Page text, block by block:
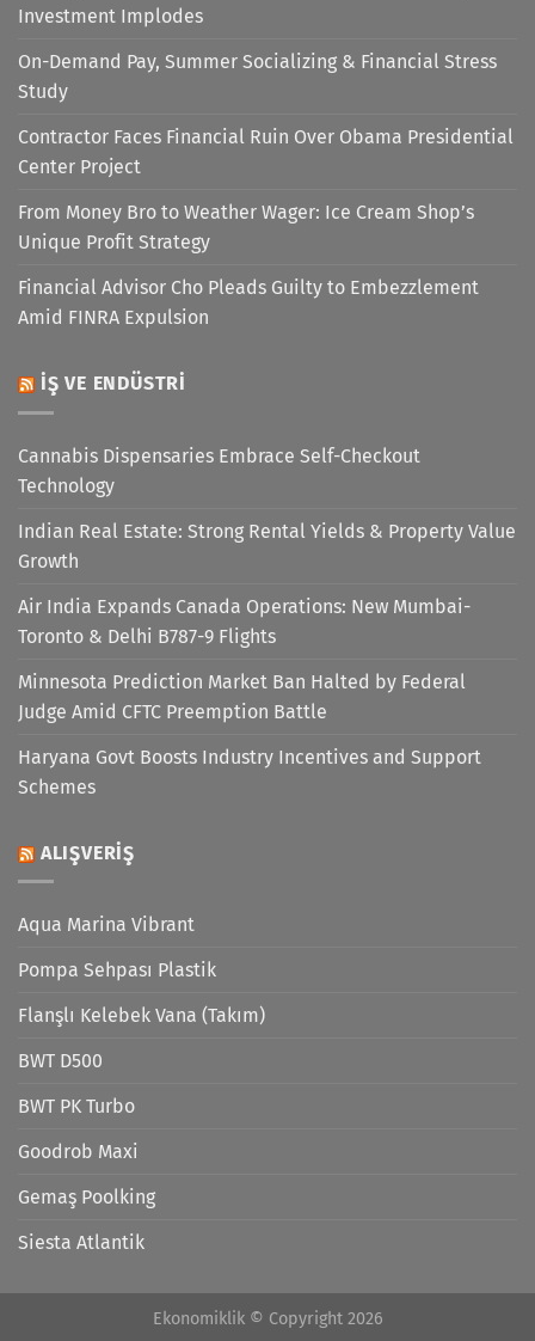
Investment Implodes
On-Demand Pay, Summer Socializing & Financial Stress
Study
Contractor Faces Financial Ruin Over Obama Presidential
Center Project
From Money Bro to Weather Wager: Ice Cream Shop’s
Unique Profit Strategy
Financial Advisor Cho Pleads Guilty to Embezzlement
Amid FINRA Expulsion
İŞ VE ENDÜSTRI
Cannabis Dispensaries Embrace Self-Checkout
Technology
Indian Real Estate: Strong Rental Yields & Property Value
Growth
Air India Expands Canada Operations: New Mumbai-
Toronto & Delhi B787-9 Flights
Minnesota Prediction Market Ban Halted by Federal
Judge Amid CFTC Preemption Battle
Haryana Govt Boosts Industry Incentives and Support
Schemes
ALIŞVERIŞ
Aqua Marina Vibrant
Pompa Sehpası Plastik
Flanşlı Kelebek Vana (Takım)
BWT D500
BWT PK Turbo
Goodrob Maxi
Gemaş Poolking
Siesta Atlantik
Ekonomiklik © Copyright 2026